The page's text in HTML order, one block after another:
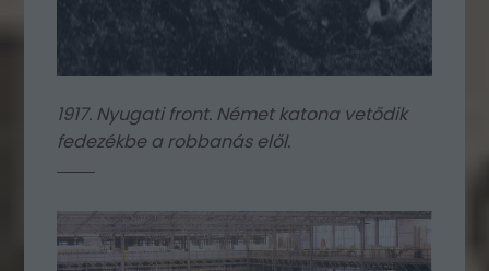
1917. Nyugati front. Német katona vetődik
fedezékbe a robbanás elől.